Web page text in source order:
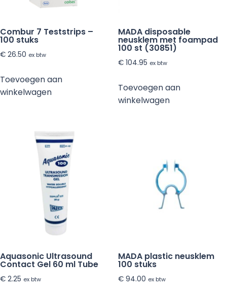
Combur 7 Teststrips –
100 stuks
€ 26.50 ex btw
Toevoegen aan
winkelwagen
MADA disposable
neusklem met foampad
100 st (30851)
€104.95 ex btw
Toevoegen aan
winkelwagen
Aquasonic Ultrasound
Contact Gel 60 ml Tube
€ 2.25 ex btw
MADA plastic neusklem
100 stuks
€94.00 ex btw